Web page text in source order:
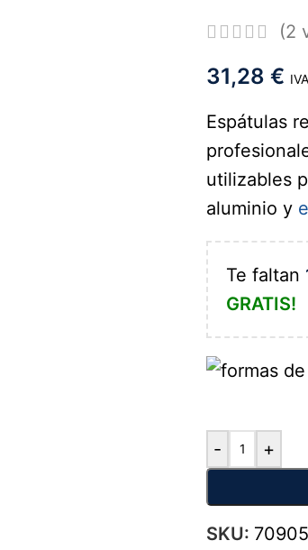
(2
31,28€
Espátulas
utilizables
aluminio y
Te faltan
GRATIS!
- +
SKU: 70905